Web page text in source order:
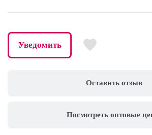
Оставить отзыв
Посмотреть оптовые
Уведомить